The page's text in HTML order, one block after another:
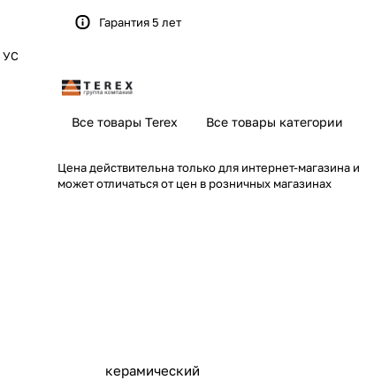
УС
Гарантия 5 лет
Все товары Terex Все товары категории
Цена действительна только для интернет-магазина и
может отличаться от цен в розничных магазинах
керамический